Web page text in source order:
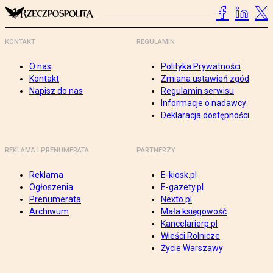
KONTAKT
O nas
Kontakt
Napisz do nas
REGULAMIN
Polityka Prywatności
Zmiana ustawień zgód
Regulamin serwisu
Informacje o nadawcy
Deklaracja dostępności
REKLAMA I PRENUMERATA
Reklama
Ogłoszenia
Prenumerata
Archiwum
PARTNERZY
E-kiosk.pl
E-gazety.pl
Nexto.pl
Mała księgowość
Kancelarierp.pl
Wieści Rolnicze
Życie Warszawy